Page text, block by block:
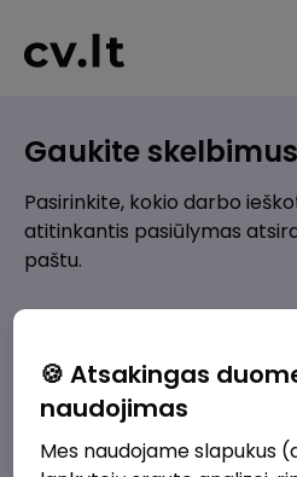
Gaukite
Pasirinkite, kokio darbo
atitinkantis pasiūlymas
paštu.
Pridėti naują
Kokios srities darbo
🍪 Atsakingas
naudojimas
Mes naudojame slapukus